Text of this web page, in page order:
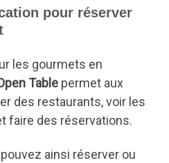
pour réserver
les gourmets en
Table permet aux
des restaurants, voir les
faire des réservations.
ainsi réserver ou